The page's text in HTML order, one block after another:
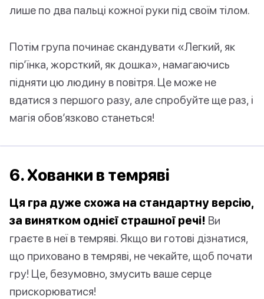
лише по два пальці кожної руки під своїм тілом.
Потім група починає скандувати «Легкий, як
пір’їнка, жорсткий, як дошка», намагаючись
підняти цю людину в повітря. Це може не
вдатися з першого разу, але спробуйте ще раз, і
магія обов’язково станеться!
6. Хованки в темряві
Ця гра дуже схожа на стандартну версію,
за винятком однієї страшної речі! Ви
граєте в неї в темряві. Якщо ви готові дізнатися,
що приховано в темряві, не чекайте, щоб почати
гру! Це, безумовно, змусить ваше серце
прискорюватися!